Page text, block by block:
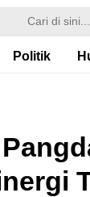
Politik